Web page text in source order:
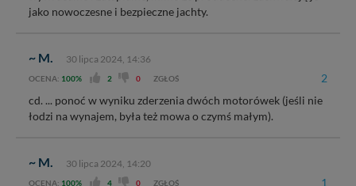
jako nowoczesne i bezpieczne jachty.
~ M. 30 lipca 2024, 14:36
OCENA: 100% 2 0 ZGŁOŚ 2
cd. ... ponoć w wyniku zderzenia dwóch motorówek (jeśli nie
łodzi na wynajem, była też mowa o czymś małym).
~ M. 30 lipca 2024, 14:20
OCENA: 100% 4 0 ZGŁOŚ 1
serwisu w Regulaminie Serwisu.
Wiejska 17, 11-500 Giżycko. Możesz z nami
skontaktować się za pośrednictwem tej
W każdej chwili możesz: zażądać dostępu do swoich
danych, zażądać ich poprawienia lub usunięcia,
zawsze jest możliwe techniczne zrealizowanie Twoich
praw w odniesieniu do informacji zawartych w plikach